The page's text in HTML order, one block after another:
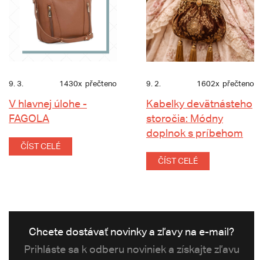
9. 3. 1430x přečteno
V hlavnej úlohe -
FAGOLA
ČÍST CELÉ
9. 2. 1602x přečteno
Kabelky devätnásteho
storočia: Módny
doplnok s príbehom
ČÍST CELÉ
Chcete dostávať novinky a zľavy na e-mail?
Prihláste sa k odberu noviniek a získajte zľavu